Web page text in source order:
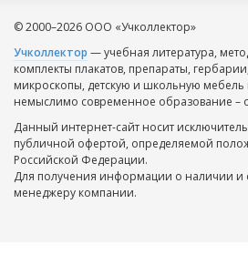
© 2000–2026 ООО «Учколлектор»
Учколлектор — учебная литература,
комплекты плакатов, препараты,
микроскопы, детскую и школьную
немыслимо современное образование –
Данный интернет-сайт носит
публичной офертой, определяемой
Российской Федерации.
Для получения информации о наличии и
менеджеру компании.